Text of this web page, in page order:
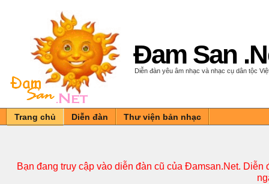
Đam San
Diễn đàn yêu âm nhạc và nhạc cụ dân tộc
Trang chủ Diễn đàn Thư viện bản nhạc
Bạn đang truy cập vào diễn đàn cũ của Đamsan.Net.